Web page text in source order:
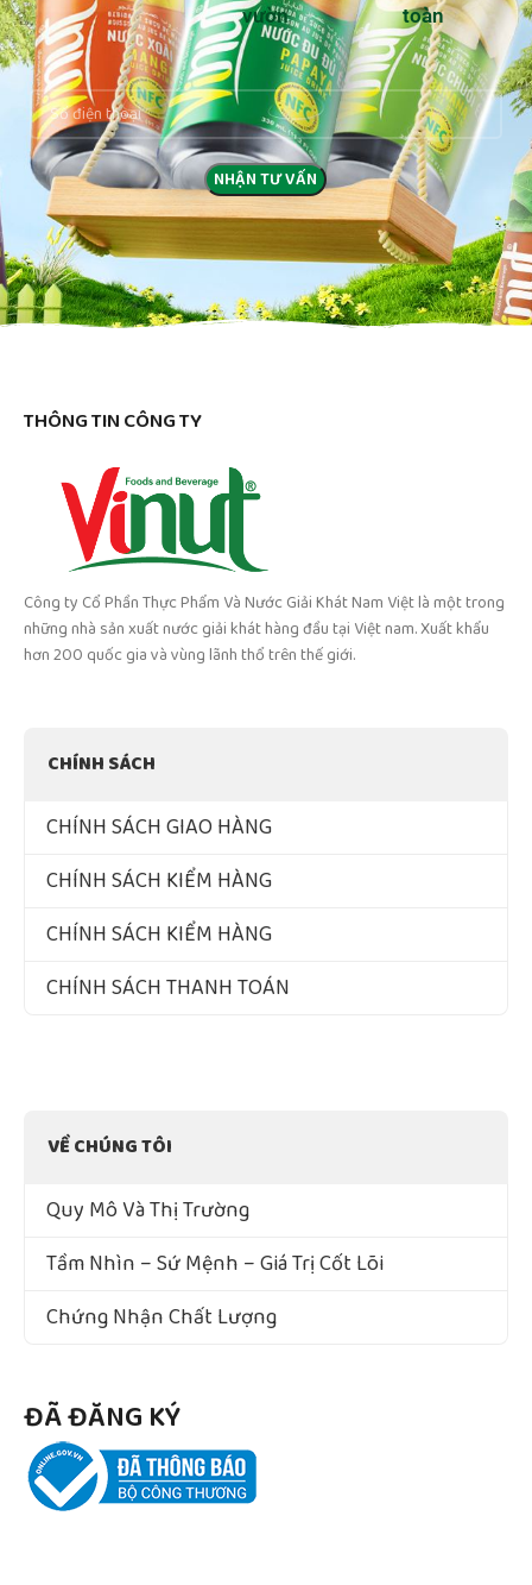
vườn
toàn
THÔNG TIN CÔNG TY
Công ty Cổ Phần Thực Phẩm Và Nước Giải Khát Nam Việt là một trong
những nhà sản xuất nước giải khát hàng đầu tại Việt nam. Xuất khẩu
hơn 200 quốc gia và vùng lãnh thổ trên thế giới.
CHÍNH SÁCH
CHÍNH SÁCH GIAO HÀNG
CHÍNH SÁCH KIỂM HÀNG
CHÍNH SÁCH KIỂM HÀNG
CHÍNH SÁCH THANH TOÁN
VỀ CHÚNG TÔI
Quy Mô Và Thị Trường
Tầm Nhìn – Sứ Mệnh – Giá Trị Cốt Lõi
Chứng Nhận Chất Lượng
ĐÃ ĐĂNG KÝ